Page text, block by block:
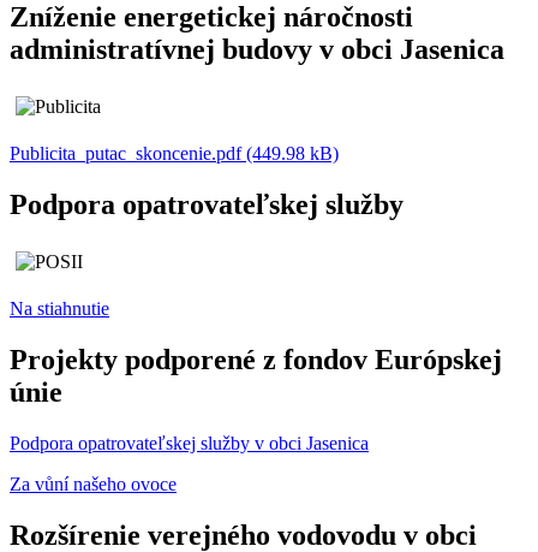
Zníženie energetickej náročnosti
administratívnej budovy v obci Jasenica
Publicita_putac_skoncenie.pdf (449.98 kB)
Podpora opatrovateľskej služby
Na stiahnutie
Projekty podporené z fondov Európskej
únie
Podpora opatrovateľskej služby v obci Jasenica
Za vůní našeho ovoce
Rozšírenie verejného vodovodu v obci